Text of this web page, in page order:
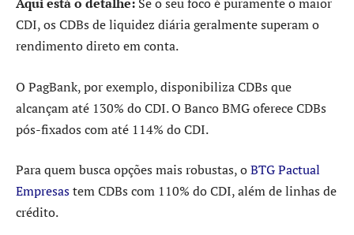
CDI, os CDBs de liquidez diária geralmente superam o
rendimento direto em conta.
O PagBank, por exemplo, disponibiliza CDBs que
alcançam até 130% do CDI. O Banco BMG oferece CDBs
pós-fixados com até 114% do CDI.
Para quem busca opções mais robustas, oBTG Pactual
Empresastem CDBs com 110% do CDI, além de linhas de
crédito.